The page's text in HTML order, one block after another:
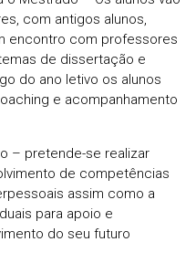
com antigos alunos,
encontro com professores
de dissertação e
do ano letivo os alunos
e acompanhamento
– pretende-se realizar
de competências
assim como a
para apoio e
do seu futuro